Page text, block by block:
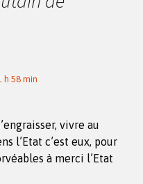
h 58 min
vivre au
l’Etat c’est eux, pour
à merci l’Etat